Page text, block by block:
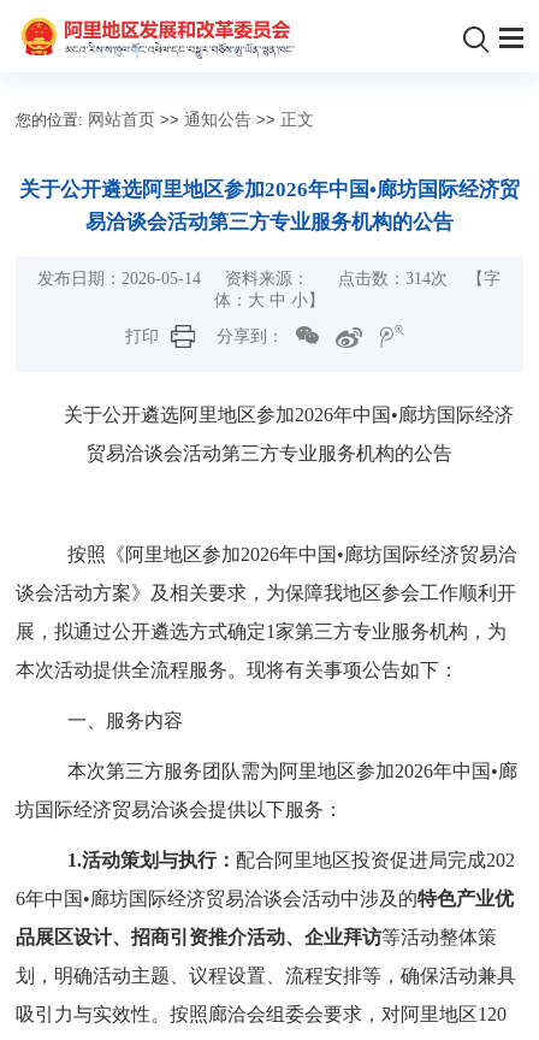
您的位置: 网站首页 >>通知公告 >> 正文
关于公开遴选阿里地区参加2026年中国•廊坊国际经济贸
易洽谈会活动第三方专业服务机构的公告
发布日期：2026-05-14 资料来源： 点击数：314次 【字
体： 大 中 小】
打印
分享到：
关于公开遴选阿里地区参加2026年中国 •廊坊国际经济
贸易洽谈会活动第三方专业服务机构的公告
按照 《阿里地区参加2026年中国 •廊坊国际经济贸易洽
谈会活动方案》 及相关要求， 为保障我地区参会工作顺利开
展，拟通过公开遴选方式确定1家第三方专业服务机构 ， 为
本次活动提供全流程服务。现将有关事项公告如下：
一、服务内容
本次第三方服务团队需为阿里地区参加2026年中国 •廊
坊国际经济贸易洽谈会提供以下服务：
1.活动策划与执行： 配合阿里地区投资促进局完成202
6年中国 •廊坊国际经济贸易洽谈会活动中涉及的特色产业优
品展区设计、招商引资推介活动、企业拜访等活动整体策
划， 明确活动主题、议程设置、流程安排等，确保活动兼具
吸引力与实效性。按照廊洽会组委会要求 ， 对阿里地区120